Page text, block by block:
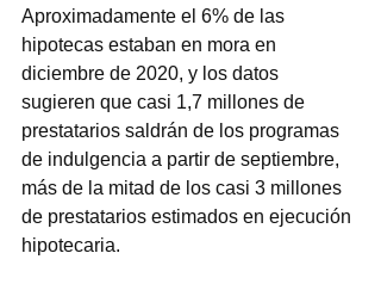
Aproximadamente el 6% de las
hipotecas estaban en mora en
diciembre de 2020, y los datos
sugieren que casi 1,7 millones de
prestatarios saldrán de los programas
de indulgencia a partir de septiembre,
más de la mitad de los casi 3 millones
de prestatarios estimados en ejecución
hipotecaria.